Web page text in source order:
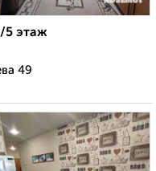
5 этаж
49